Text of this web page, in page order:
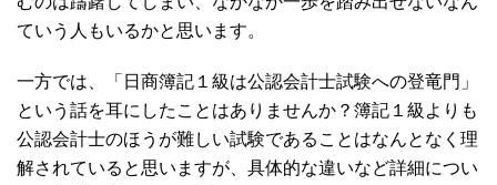
ていう人もいるかと思います。
一方では、「日商簿記１級は公認会計士試験への登竜門」
という話を耳にしたことはありませんか？簿記１級よりも
公認会計士のほうが難しい試験であることはなんとなく理
解されていると思いますが、具体的な違いなど詳細につい